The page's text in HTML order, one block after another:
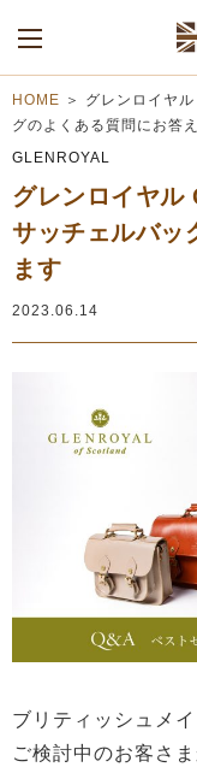
ALL
HOME ＞ グレンロイヤ
グのよくある質問にお答
GLENROYAL
グレンロイヤル
サッチェルバッ
ます
2023.06.14
ブリティッシュメ
ご検討中のお客さま